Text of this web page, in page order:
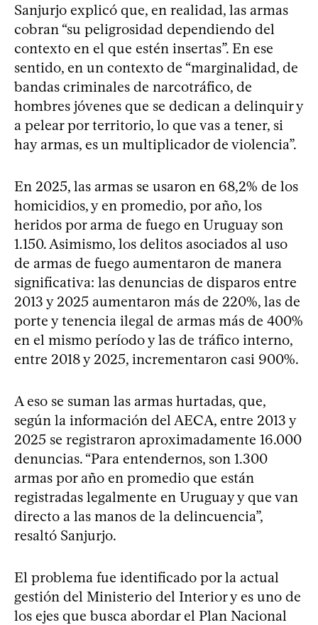
Sanjurjo explicó que, en realidad, las armas
cobran “su peligrosidad dependiendo del
contexto en el que estén insertas”. En ese
sentido, en un contexto de “marginalidad, de
bandas criminales de narcotráfico, de
hombres jóvenes que se dedican a delinquir y
a pelear por territorio, lo que vas a tener, si
hay armas, es un multiplicador de violencia”.
En 2025, las armas se usaron en 68,2% de los
homicidios, y en promedio, por año, los
heridos por arma de fuego en Uruguay son
1.150. Asimismo, los delitos asociados al uso
de armas de fuego aumentaron de manera
significativa: las denuncias de disparos entre
2013 y 2025 aumentaron más de 220%, las de
porte y tenencia ilegal de armas más de 400%
en el mismo período y las de tráfico interno,
entre 2018 y 2025, incrementaron casi 900%.
A eso se suman las armas hurtadas, que,
según la información del AECA, entre 2013 y
2025 se registraron aproximadamente 16.000
denuncias. “Para entendernos, son 1.300
armas por año en promedio que están
registradas legalmente en Uruguay y que van
directo a las manos de la delincuencia”,
resaltó Sanjurjo.
El problema fue identificado por la actual
gestión del Ministerio del Interior y es uno de
los ejes que busca abordar el Plan Nacional